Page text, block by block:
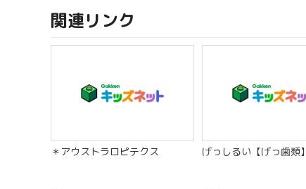
関連リンク
＊アウストラロピテクス げっしるい【げっ歯類】